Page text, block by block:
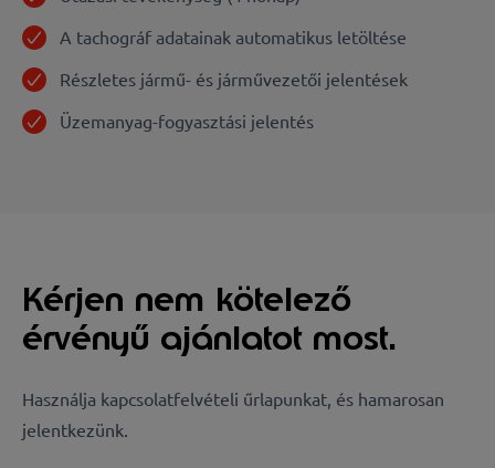
A tachográf adatainak automatikus letöltése
Részletes jármű- és járművezetői jelentések
Üzemanyag-fogyasztási jelentés
Kérjen nem kötelező
érvényű ajánlatot most.
Használja kapcsolatfelvételi űrlapunkat, és hamarosan
jelentkezünk.